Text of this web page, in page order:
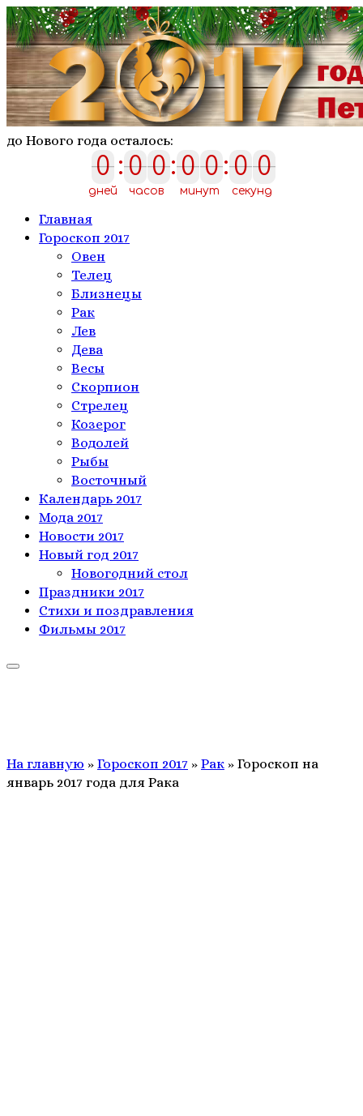
до Нового года осталось:
0
0
дней
:0
0 0
0
часов
:0
0 0
0
минут
:0
0 0
0
секунд
Главная
Гороскоп 2017
Овен
Телeц
Близнецы
Рак
Лев
Дева
Весы
Скорпион
Стрелец
Козерог
Водолей
Рыбы
Восточный
Календарь 2017
Мода 2017
Новости 2017
Новый год 2017
Новогодний стол
Праздники 2017
Стихи и поздравления
Фильмы 2017
На главную » Гороскоп 2017 » Рак » Гороскоп на
январь 2017 года для Рака